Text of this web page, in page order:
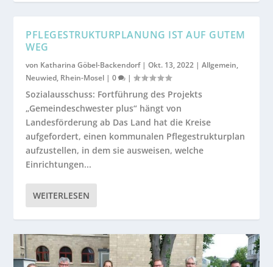
PFLEGESTRUKTURPLANUNG IST AUF GUTEM
WEG
von Katharina Göbel-Backendorf|Okt. 13, 2022 |Allgemein,
Neuwied, Rhein-Mosel |0 |
Sozialausschuss: Fortführung des Projekts
„Gemeindeschwester plus“ hängt von
Landesförderung ab Das Land hat die Kreise
aufgefordert, einen kommunalen Pflegestrukturplan
aufzustellen, in dem sie ausweisen, welche
Einrichtungen...
WEITERLESEN